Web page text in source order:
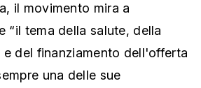
il movimento mira a
“il tema della salute, della
del finanziamento dell'offerta
una delle sue